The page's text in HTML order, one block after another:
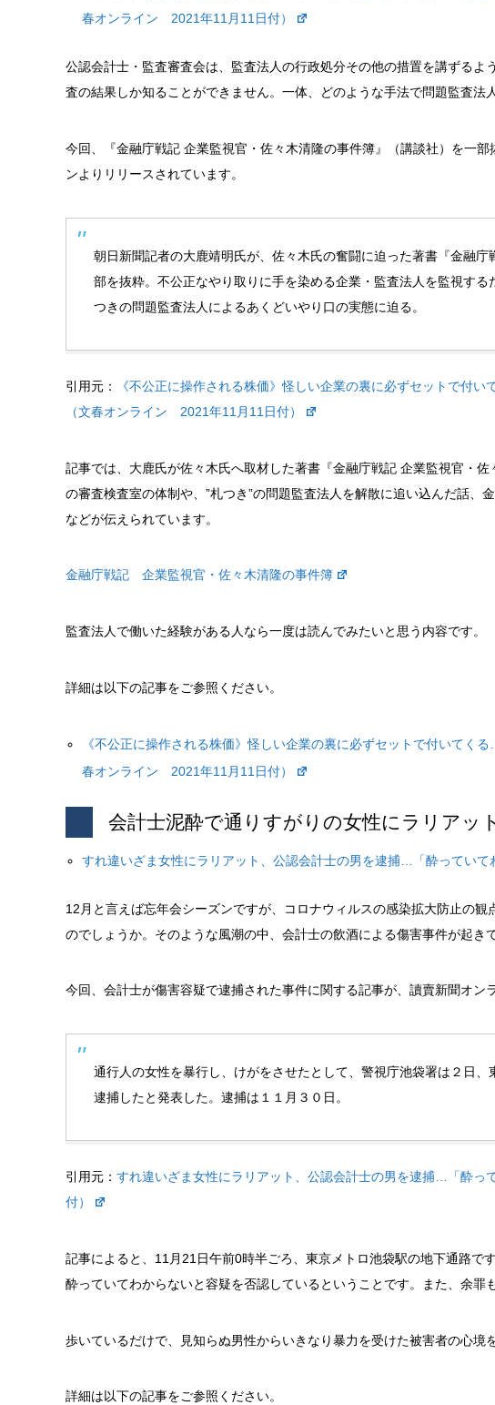
春オンライン 2021年11月11日付）
公認会計士・監査審査会は、監査法人の行政処分その他の措置を講ずる
査の結果しか知ることができません。一体、どのような手法で問題監査法
今回、『金融庁戦記 企業監視官・佐々木清隆の事件簿』（講談社）を一
ンよりリリースされています。
朝日新聞記者の大鹿靖明氏が、佐々木氏の奮闘に迫った著書『金融
部を抜粋。不公正なやり取りに手を染める企業・監査法人を監視す
つきの問題監査法人によるあくどいやり口の実態に迫る。
引用元：
《不公正に操作される株価》怪しい企業の裏に必ずセットで付
（文春オンライン 2021年11月11日付）
記事では、大鹿氏が佐々木氏へ取材した著書『金融庁戦記 企業監視官・
の審査検査室の体制や、”札つき”の問題監査法人を解散に追い込んだ話
などが伝えられています。
金融庁戦記 企業監視官・佐々木清隆の事件簿
監査法人で働いた経験がある人なら一度は読んでみたいと思う内容です。
詳細は以下の記事をご参照ください。
《不公正に操作される株価》怪しい企業の裏に必ずセットで付いてく
春オンライン 2021年11月11日付）
会計士泥酔で通りすがりの女性にラリアット
すれ違いざま女性にラリアット、公認会計士の男を逮捕…「酔っていて
12月と言えば忘年会シーズンですが、コロナウィルスの感染拡大防止の
のでしょうか。そのような風潮の中、会計士の飲酒による傷害事件が起き
今回、会計士が傷害容疑で逮捕された事件に関する記事が、讀賣新聞オン
通行人の女性を暴行し、けがをさせたとして、警視庁池袋署は２日
逮捕したと発表した。逮捕は１１月３０日 。
引用元： すれ違いざま女性にラリアット、公認会計士の男を逮捕…「酔
付）
記事によると、11月21日午前0時半ごろ、東京メトロ池袋駅の地下通路で
酔っていてわからないと容疑を否認しているということです。また、余罪
歩いているだけで、見知らぬ男性からいきなり暴力を受けた被害者の心境
詳細は以下の記事をご参照ください。